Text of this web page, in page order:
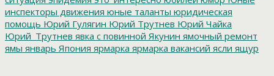
инспекторы движения юные таланты юридическая
помощь Юрий Гулягин Юрий Трутнев Юрий Чайка
Юрий_Трутнев явка с повинной Якунин ямочный ремонт
ямы январь Япония ярмарка ярмарка вакансий ясли ящур